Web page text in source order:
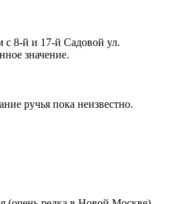
с 8-й и 17-й Садовой ул.
значение.
ручья пока неизвестно.